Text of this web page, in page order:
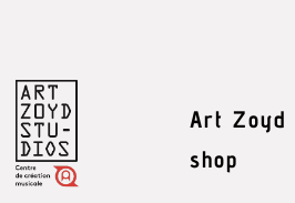
Art Zoyd
shop